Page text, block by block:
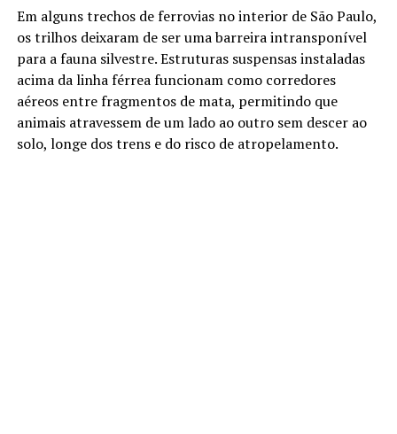
Em alguns trechos de ferrovias no interior de São Paulo,
os trilhos deixaram de ser uma barreira intransponível
para a fauna silvestre. Estruturas suspensas instaladas
acima da linha férrea funcionam como corredores
aéreos entre fragmentos de mata, permitindo que
animais atravessem de um lado ao outro sem descer ao
solo, longe dos trens e do risco de atropelamento.